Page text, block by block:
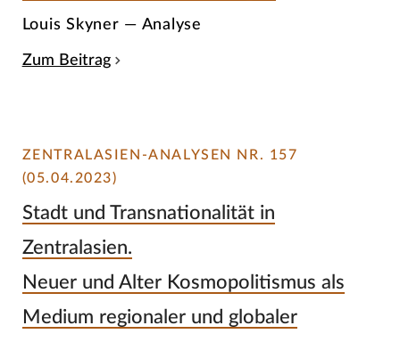
Louis Skyner — Analyse
Zum Beitrag
ZENTRALASIEN-ANALYSEN NR. 157
(05.04.2023)
Stadt und Transnationalität in
Zentralasien.
Neuer und Alter Kosmopolitismus als
Medium regionaler und globaler